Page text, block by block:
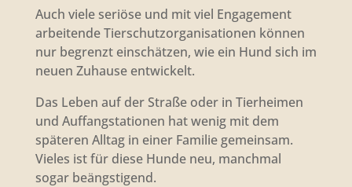
Auch viele seriöse und mit viel Engagement
arbeitende Tierschutzorganisationen können
nur begrenzt einschätzen, wie ein Hund sich im
neuen Zuhause entwickelt.
Das Leben auf der Straße oder in Tierheimen
und Auffangstationen hat wenig mit dem
späteren Alltag in einer Familie gemeinsam.
Vieles ist für diese Hunde neu, manchmal
sogar beängstigend.